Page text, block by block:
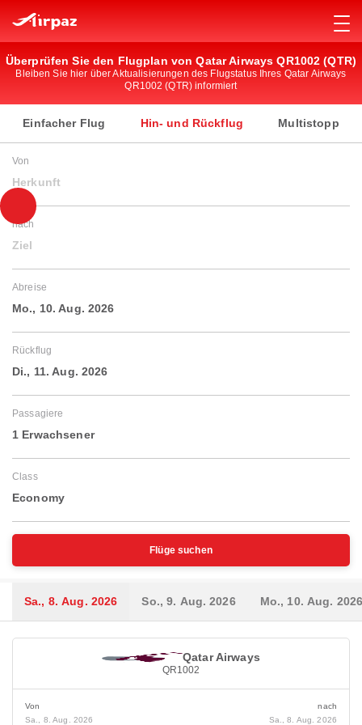
Überprüfen Sie den Flugplan von Qatar Airways QR1002 (QTR)
Bleiben Sie hier über Aktualisierungen des Flugstatus Ihres Qatar Airways
QR1002 (QTR) informiert
Einfacher Flug Hin- und Rückflug Multistopp
Von
Herkunft
nach
Ziel
Abreise
Mo., 10. Aug. 2026
Rückflug
Di., 11. Aug. 2026
Passagiere
1 Erwachsener
Class
Economy
Flüge suchen
Sa., 8. Aug. 2026 So., 9. Aug. 2026 Mo., 10. Aug.
Qatar Airways
QR1002
Von
Sa., 8. Aug. 2026
nach
Sa., 8. Aug. 2026